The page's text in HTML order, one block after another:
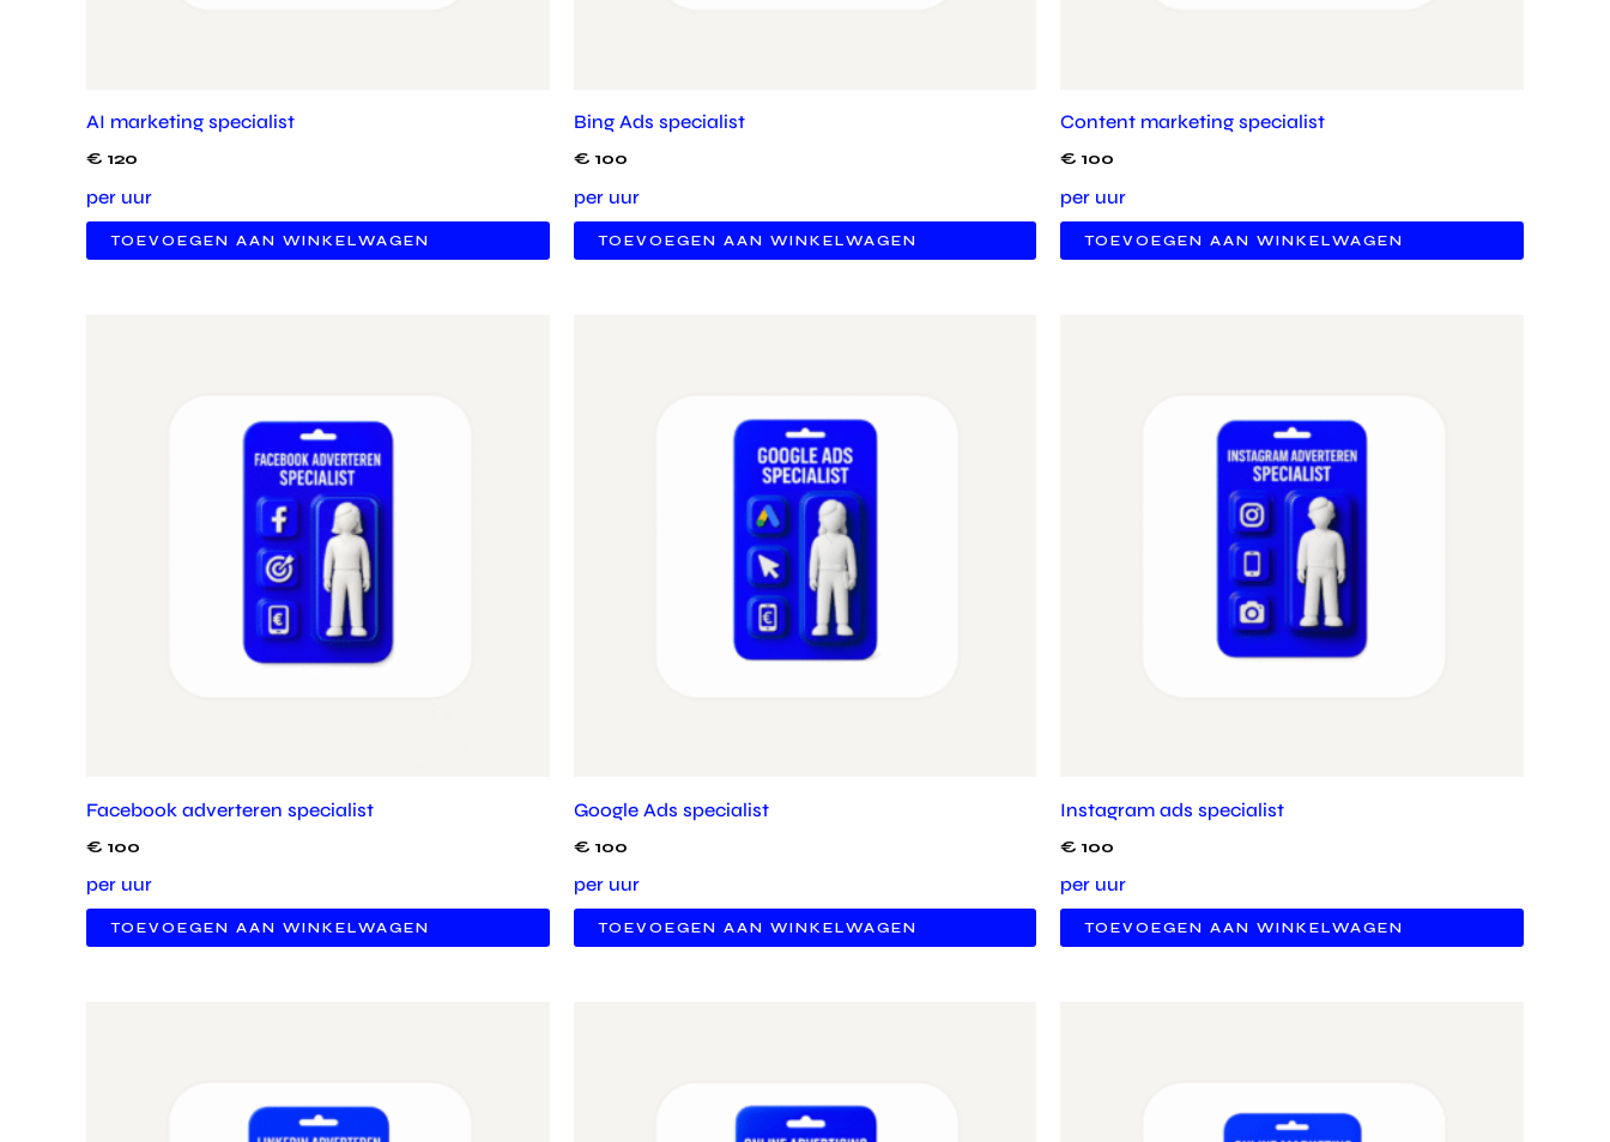
AI marketing specialist
€ 120
per uur
TOEVOEGEN AAN WINKELWAGEN
Bing Ads specialist
€ 100
per uur
TOEVOEGEN AAN WINKELWAGEN
Content marketing specialist
€ 100
per uur
TOEVOEGEN AAN WINKELWAGEN
Facebook adverteren specialist
€ 100
per uur
TOEVOEGEN AAN WINKELWAGEN
Google Ads specialist
€ 100
per uur
TOEVOEGEN AAN WINKELWAGEN
Instagram ads specialist
€ 100
per uur
TOEVOEGEN AAN WINKELWAGEN